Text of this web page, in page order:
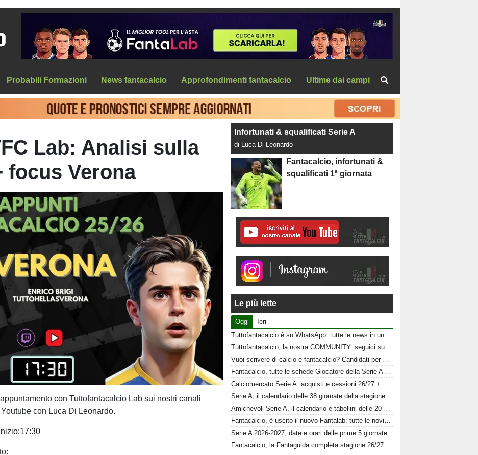
Probabili Formazioni News fantacalcio Approfondimenti fantacalcio Ultime dai campi
Lab: Analisi sulla
focus Verona
con Tuttofantacalcio Lab sui nostri canali
con Luca Di Leonardo.
Infortunati & squalificati Serie A
di Luca Di Leonardo
Fantacalcio, infortunati &
squalificati 1ª giornata
Le più lette
Oggi
Ieri
Tuttofantacalcio è su WhatsApp: tutte le news in un click
Tuttofantacalcio, la nostra COMMUNITY: seguici sui nostri canali social
Vuoi scrivere di calcio e fantacalcio? Candidati per Tuttofantacalcio
Fantacalcio, tutte le schede Giocatore della Serie A 26-27
Calciomercato Serie A: acquisti e cessioni 26/27 + schede al fantacalcio
Serie A, il calendario delle 38 giornate della stagione 2026-2027
Amichevoli Serie A, il calendario e tabellini delle 20 squadre
Fantacalcio, è uscito il nuovo Fantalab: tutte le novità 2026-2027
Serie A 2026-2027, date e orari delle prime 5 giornate
Fantacalcio, la Fantaguida completa stagione 26/27